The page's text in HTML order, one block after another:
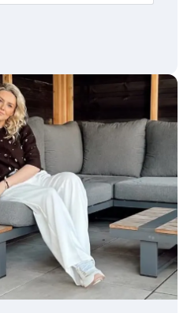
voorraad en snelle levering kun
met jouw tuinproject. Zo ook
van je bestrating. Bestel
bij